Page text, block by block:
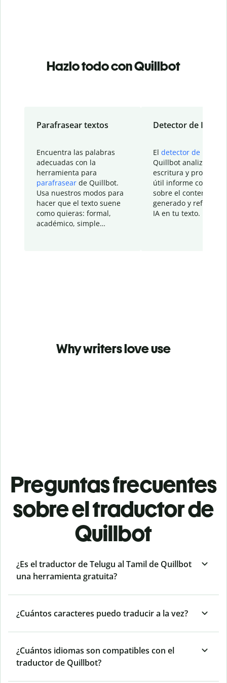
Hazlo todo con Quillbot
Parafrasear textos
Encuentra las palabras
adecuadas con la
herramienta para
parafrasear de Quillbot.
Usa nuestros modos para
hacer que el texto suene
como quieras: formal,
académico, simple…
Detector de IA
El detector de IA
Quillbot analiza tu
escritura y
útil informe con
sobre el contenido
generado y refinado
IA en tu texto.
Why writers love use
Preguntas frecuentes
sobre el traductor de
Quillbot
¿Es el traductor de Telugu al Tamil de Quillbot
una herramienta gratuita?
¿Cuántos caracteres puedo traducir a la vez?
¿Cuántos idiomas son compatibles con el
traductor de Quillbot?